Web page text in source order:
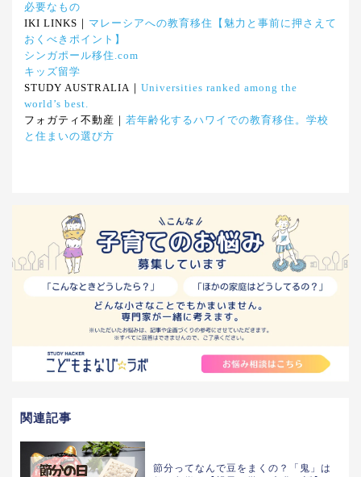
必要なもの
IKI LINKS｜ マレーシアへの教育移住【魅力と事前に押さえて
おくべきポイント】
シンガポール移住.com
キッズ留学
STUDY AUSTRALIA｜ Universities ranked among the
world’s best.
フォガティ不動産｜ 若年齢化するハワイでの教育移住。学校
と住まいの選び方
関連記事
節分ってなんで豆をまくの？「鬼」は